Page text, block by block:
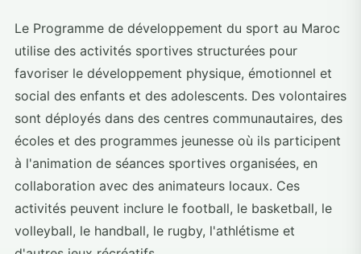
Le Programme de développement du sport au Maroc
utilise des activités sportives structurées pour
favoriser le développement physique, émotionnel et
social des enfants et des adolescents. Des volontaires
sont déployés dans des centres communautaires, des
écoles et des programmes jeunesse où ils participent
à l'animation de séances sportives organisées, en
collaboration avec des animateurs locaux. Ces
activités peuvent inclure le football, le basketball, le
volleyball, le handball, le rugby, l'athlétisme et